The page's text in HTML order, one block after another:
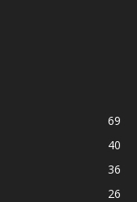
69
40
36
26